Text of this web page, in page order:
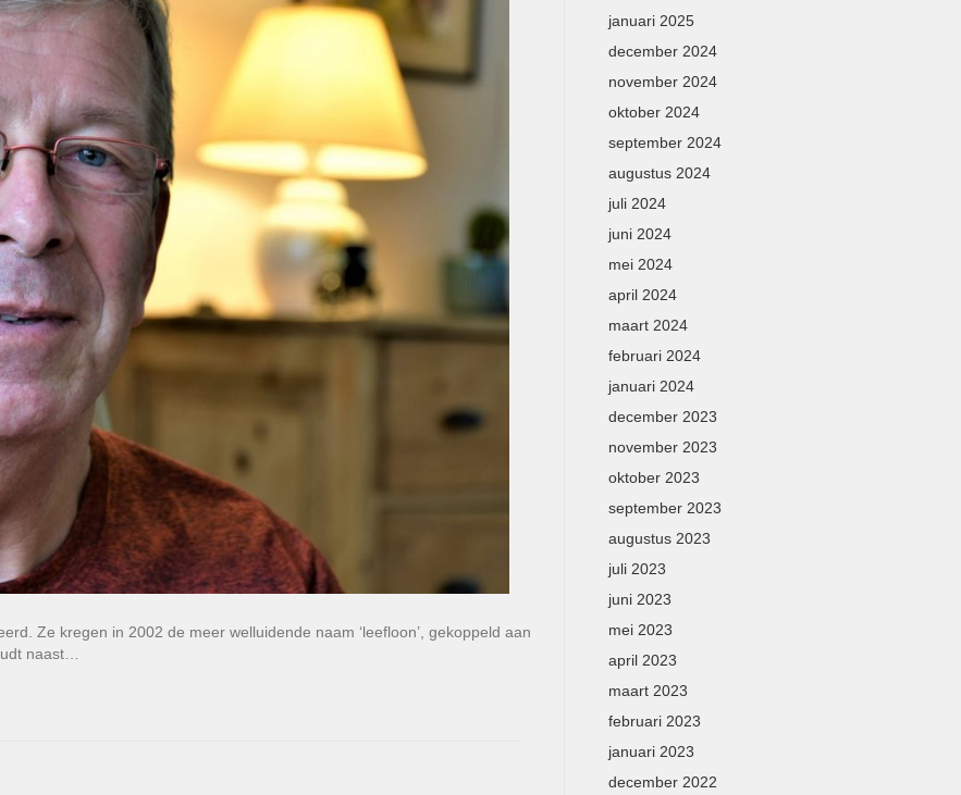
Ze kregen in 2002 de meer welluidende naam ‘leefloon’, gekoppeld aan
naast…
januari 2025
december 2024
november 2024
oktober 2024
september 2024
augustus 2024
juli 2024
juni 2024
mei 2024
april 2024
maart 2024
februari 2024
januari 2024
december 2023
november 2023
oktober 2023
september 2023
augustus 2023
juli 2023
juni 2023
mei 2023
april 2023
maart 2023
februari 2023
januari 2023
december 2022